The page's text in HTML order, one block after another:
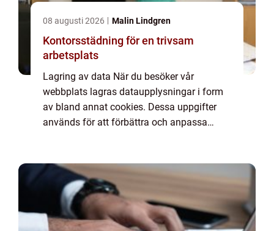
08 augusti 2026 Malin Lindgren
Kontorsstädning för en trivsam
arbetsplats
Lagring av data När du besöker vår
webbplats lagras dataupplysningar i form
av bland annat cookies. Dessa uppgifter
används för att förbättra och anpassa
att vi...